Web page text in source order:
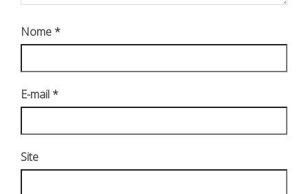
Nome *
E-mail *
Site